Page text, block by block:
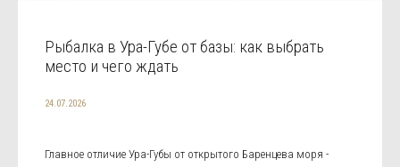
Рыбалка в Ура-Губе от базы: как выбрать
место и чего ждать
24.07.2026
Главное отличие Ура-Губы от открытого Баренцева моря -